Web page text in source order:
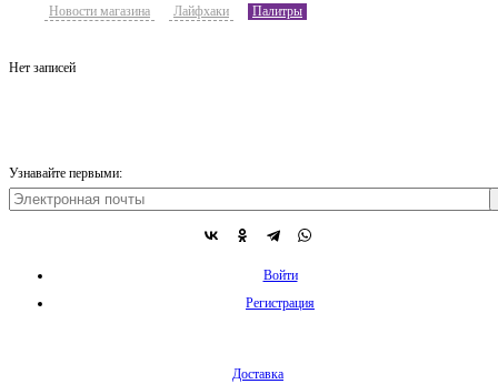
Новости магазина
Лайфхаки Палитры
Нет записей
Узнавайте первыми:
Войти
Регистрация
Доставка